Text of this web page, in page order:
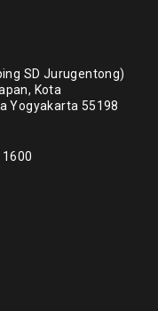
SD Jurugentong)
Kota
Yogyakarta 55198